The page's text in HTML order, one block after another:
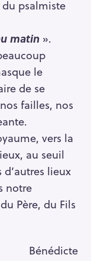
psalmiste
matin ».
le
de se
failles, nos
vers la
au seuil
lieux
notre
Père, du Fils
Bénédicte